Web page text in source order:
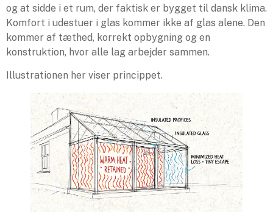
og at sidde i et rum, der faktisk er bygget til dansk klima.
Komfort i udestuer i glas kommer ikke af glas alene. Den
kommer af tæthed, korrekt opbygning og en
konstruktion, hvor alle lag arbejder sammen.
Illustrationen her viser princippet.